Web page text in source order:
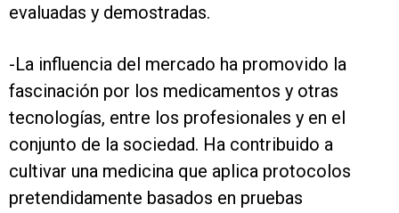
evaluadas y demostradas.
-La influencia del mercado ha promovido la
fascinación por los medicamentos y otras
tecnologías, entre los profesionales y en el
conjunto de la sociedad. Ha contribuido a
cultivar una medicina que aplica protocolos
pretendidamente basados en pruebas